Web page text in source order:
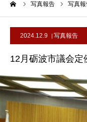
写真報告 写真
2024.12.9 写真報告
12月砺波市議会定